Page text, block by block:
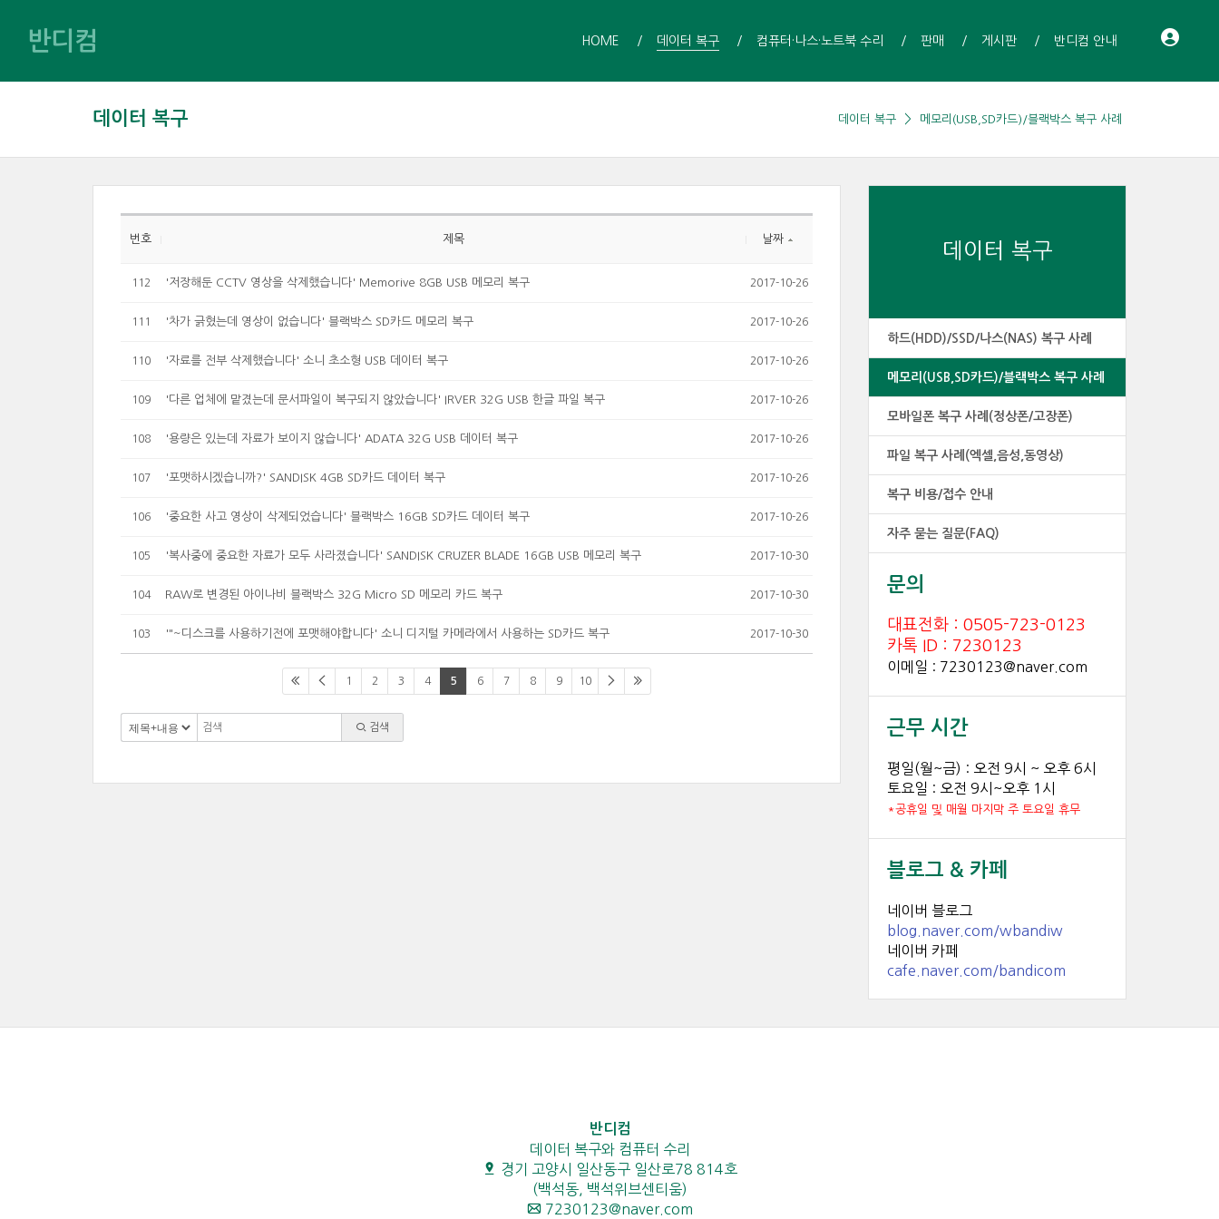
반디컴 HOME 데이터 복구 컴퓨터·나스·노트북 수리 판매 게시판 반디컴 안내
데이터 복구 데이터 복구 메모리(USB,SD카드)/블랙박스 복구 사례
데이터 복구
하드(HDD)/SSD/나스(NAS) 복구 사례
메모리(USB,SD카드)/블랙박스 복구 사례
모바일폰 복구 사례(정상폰/고장폰)
파일 복구 사례(엑셀,음성,동영상)
복구 비용/접수 안내
자주 묻는 질문(FAQ)
문의
대표전화 : 0505-723-0123
카톡 ID : 7230123
이메일 : 7230123@naver.com
근무 시간
평일(월~금) : 오전 9시 ~ 오후 6시
토요일 : 오전 9시~오후 1시
*공휴일 및 매월 마지막 주 토요일 휴무
블로그 & 카페
네이버 블로그
blog.naver.com/wbandiw
네이버 카페
cafe.naver.com/bandicom
번호 제목 날짜
112 '저장해둔 CCTV 영상을 삭제했습니다' Memorive 8GB USB 메모리 복구 2017-10-26
111 '차가 긁혔는데 영상이 없습니다' 블랙박스 SD카드 메모리 복구 2017-10-26
110 '자료를 전부 삭제했습니다' 소니 초소형 USB 데이터 복구 2017-10-26
109 '다른 업체에 맡겼는데 문서파일이 복구되지 않았습니다' IRVER 32G USB 한글 파일 복구 2017-10-26
108 '용량은 있는데 자료가 보이지 않습니다' ADATA 32G USB 데이터 복구 2017-10-26
107 '포맷하시겠습니까?' SANDISK 4GB SD카드 데이터 복구 2017-10-26
106 '중요한 사고 영상이 삭제되었습니다' 블랙박스 16GB SD카드 데이터 복구 2017-10-26
105 '복사중에 중요한 자료가 모두 사라졌습니다' SANDISK CRUZER BLADE 16GB USB 메모리 복구 2017-10-30
104 RAW로 변경된 아이나비 블랙박스 32G Micro SD 메모리 카드 복구 2017-10-30
103 '"~디스크를 사용하기전에 포맷해야합니다' 소니 디지털 카메라에서 사용하는 SD카드 복구 2017-10-30
1 2 3 4 5 6 7 8 9 10
검색
반디컴
데이터 복구와 컴퓨터 수리
경기 고양시 일산동구 일산로78 814호
(백석동, 백석위브센티움)
7230123@naver.com